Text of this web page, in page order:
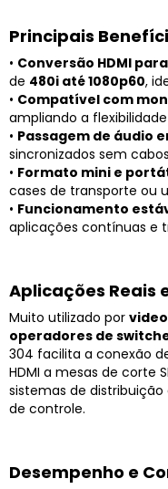
Principais
• Conversão HDMI
de 480i até 1080p60,
• Compatível com
ampliando a
• Passagem de áudio
sincronizados sem
• Formato mini e
cases de transporte ou
• Funcionamento
aplicações contínuas e
Aplicações Reais
Muito utilizado por
operadores de
304 facilita a conexão
HDMI a mesas de corte
sistemas de distribuição
de controle.
Desempenho e